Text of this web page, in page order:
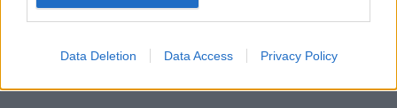
Data Deletion Data Access Privacy Policy